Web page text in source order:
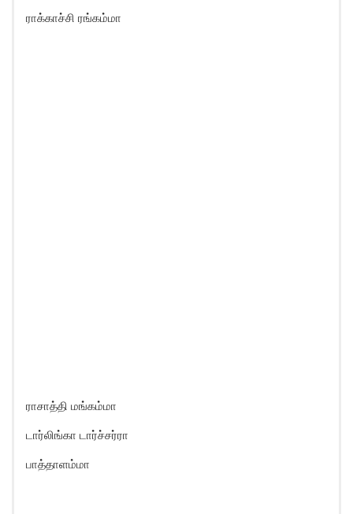
ராக்காச்சி ரங்கம்மா
ராசாத்தி மங்கம்மா
டார்லிங்கா டார்ச்சர்ரா
பாத்தாளம்மா